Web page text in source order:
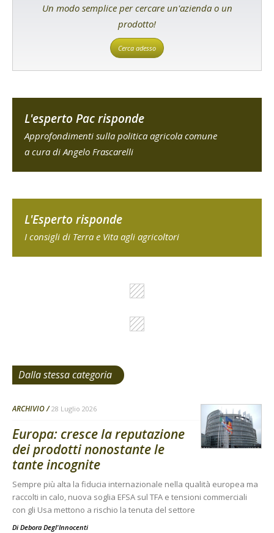
Un modo semplice per cercare un'azienda o un
prodotto!
Cerca adesso
L'esperto Pac risponde
Approfondimenti sulla politica agricola comune
a cura di Angelo Frascarelli
L'Esperto risponde
I consigli di Terra e Vita agli agricoltori
Dalla stessa categoria
ARCHIVIO 28 Luglio 2026
Europa: cresce la reputazione
dei prodotti nonostante le
tante incognite
Sempre più alta la fiducia internazionale nella qualità europea ma
raccolti in calo, nuova soglia EFSA sul TFA e tensioni commerciali
con gli Usa mettono a rischio la tenuta del settore
Di Debora Degl'Innocenti